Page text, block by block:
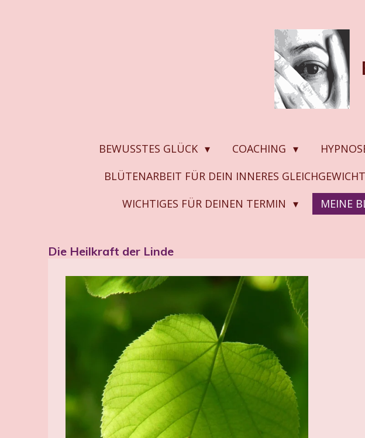
BEWUSSTES GLÜCK COACHING
BLÜTENARBEIT FÜR DEIN INNERES GLEICHGEWICHT
WICHTIGES FÜR DEINEN TERMIN
MEINE
Die Heilkraft der Linde